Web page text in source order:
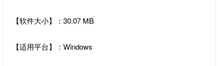
【软件大小】：30.07 MB
【适用平台】：Windows